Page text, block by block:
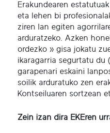
Erakundearen
eta lehen bi
ziren lan egiten
arduratzeko. Azken
ordezko » gisa jokatu
ikaragarria segurtatu du
garapenari eskaini
soilik arduratuko zen
Kontseiluaren sortzean
Zein izan dira EKEren